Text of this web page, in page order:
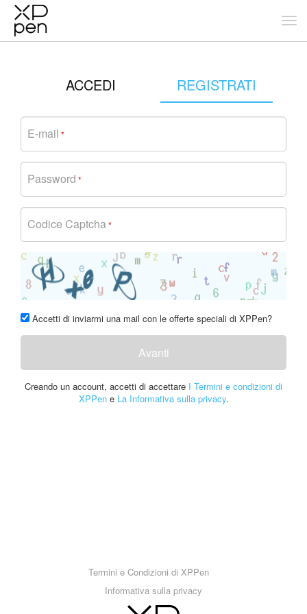
ACCEDI REGISTRATI
E-mail *
Password *
Codice Captcha*
Accetti di inviarmi una mail con le offerte speciali di XPPen?
Avanti
Creando un account, accetti di accettare I Termini e condizioni di
XPPene La Informativa sulla privacy.
Termini e Condizioni di XPPen
Informativa sulla privacy